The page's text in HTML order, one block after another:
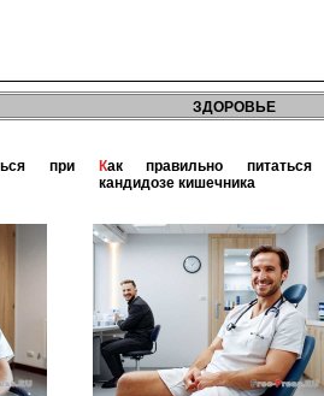
ЗДОРОВЬЕ
Как правильно питаться при
кандидозе кишечника